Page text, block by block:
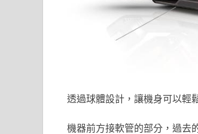
透過球體設計，讓機身可以輕
機器前方接軟管的部分，過去